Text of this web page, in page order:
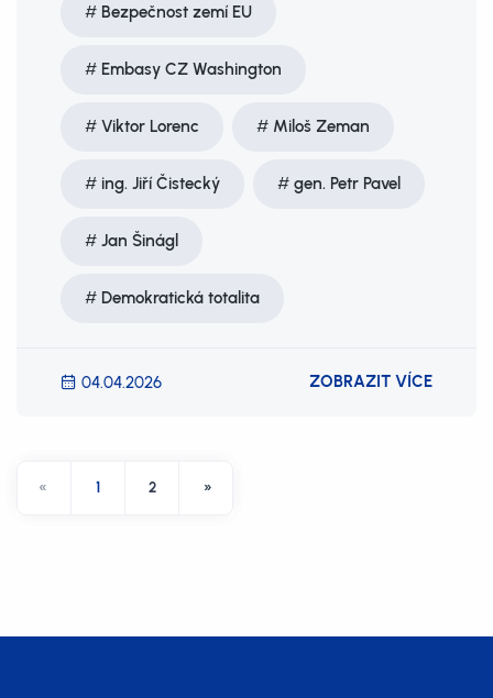
Bezpečnost zemí EU
Embasy CZ Washington
Viktor Lorenc Miloš Zeman
ing. Jiří Čistecký gen. Petr Pavel
Jan Šinágl
Demokratická totalita
04.04.2026 ZOBRAZIT VÍCE
« 1 2 »